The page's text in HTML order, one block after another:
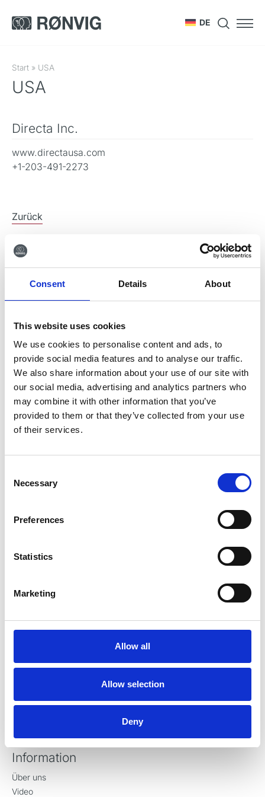
Consent Details About
This website uses cookies
We use cookies to personalise content and ads, to
provide social media features and to analyse our traffic.
We also share information about your use of our site with
our social media, advertising and analytics partners who
may combine it with other information that you’ve
provided to them or that they’ve collected from your use
of their services.
Selection
Necessary
Preferences
Statistics
Marketing
Allow all
Allow selection
Deny
DE
Start » USA
USA
Directa Inc.
www.directausa.com
+1-203-491-2273
Zurück
Melden Sie sich für den
Newsletter an
Melden Sie sich für unseren Newsletter an und
erhalten Sie die neuesten Nachrichten und
Sonderangebote direkt in Ihrem Posteingang.
RØNVIG Dental Mfg. A/S
DK-8721 Daugaard
contact@ronvig.com
Produkte
Restauration
Chirurgie
Information
Über uns
Video